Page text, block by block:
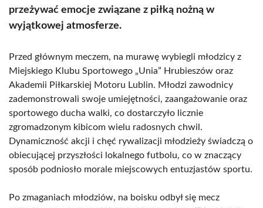
przeżywać emocje związane z piłką nożną w
wyjątkowej atmosferze.
Przed głównym meczem, na murawę wybiegli młodzicy z
Miejskiego Klubu Sportowego „Unia” Hrubieszów oraz
Akademii Piłkarskiej Motoru Lublin. Młodzi zawodnicy
zademonstrowali swoje umiejętności, zaangażowanie oraz
sportowego ducha walki, co dostarczyło licznie
zgromadzonym kibicom wielu radosnych chwil.
Dynamiczność akcji i chęć rywalizacji młodzieży świadczą o
obiecującej przyszłości lokalnego futbolu, co w znaczący
sposób podniosło morale miejscowych entuzjastów sportu.
Po zmaganiach młodziów, na boisku odbył się mecz